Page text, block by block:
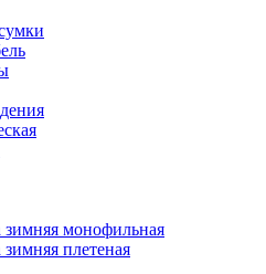
зимняя монофильная
зимняя плетеная